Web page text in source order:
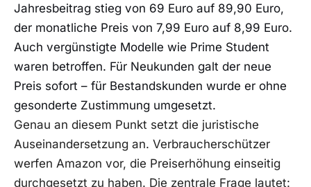
Jahresbeitrag stieg von 69 Euro auf 89,90 Euro,
der monatliche Preis von 7,99 Euro auf 8,99 Euro.
Auch vergünstigte Modelle wie Prime Student
waren betroffen. Für Neukunden galt der neue
Preis sofort – für Bestandskunden wurde er ohne
gesonderte Zustimmung umgesetzt.
Genau an diesem Punkt setzt die juristische
Auseinandersetzung an. Verbraucherschützer
werfen Amazon vor, die Preiserhöhung einseitig
durchgesetzt zu haben. Die zentrale Frage lautet: